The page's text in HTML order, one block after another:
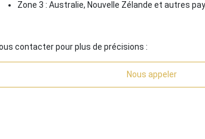
Zone 3 : Australie, Nouvelle Zélande et autres
contacter pour plus de précisions :
Nous appeler